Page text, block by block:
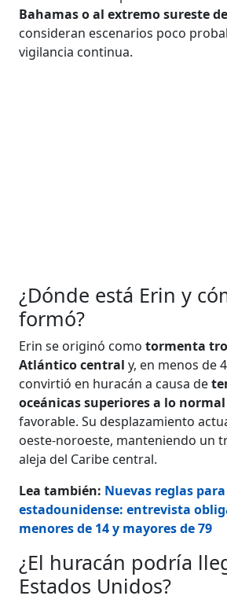
Bahamas o al extremo sureste
consideran escenarios poco
vigilancia continua.
¿Dónde está Erin y
formó?
Erin se originó comotormenta
Atlántico central y, en menos de
convirtió en huracán a causa de
oceánicas superiores a lo
favorable. Su desplazamiento
oeste-noroeste, manteniendo un
aleja del Caribe central.
Lea también: Nuevas reglas
estadounidense: entrevista
menores de 14 y mayores de 79
¿El huracán podría
Estados Unidos?